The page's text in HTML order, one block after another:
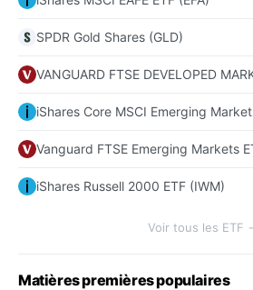
SPDR Gold Shares (GLD)
VANGUARD FTSE DEVELOPED
iShares Core MSCI Emerging
Vanguard FTSE Emerging Markets
iShares Russell 2000 ETF (IWM)
Voir tous les ETF
Matières premières populaires